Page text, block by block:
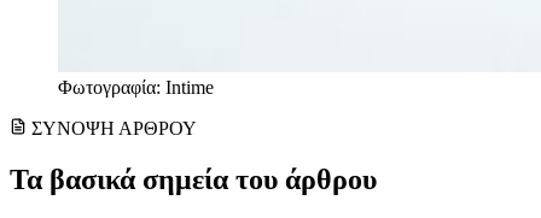
Φωτογραφία: Intime
ΣΥΝΟΨΗ ΑΡΘΡΟΥ
Τα βασικά σημεία του άρθρου